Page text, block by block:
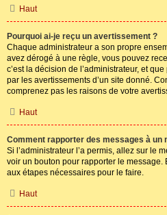
Haut
Pourquoi ai-je reçu un avertissement ?
Chaque administrateur a son propre
avez dérogé à une règle, vous pouvez
c’est la décision de l’administrateur, et
par les avertissements d’un site donné.
comprenez pas les raisons de votre
Haut
Comment rapporter des messages à un
Si l’administrateur l’a permis, allez sur le
voir un bouton pour rapporter le
aux étapes nécessaires pour le faire.
Haut